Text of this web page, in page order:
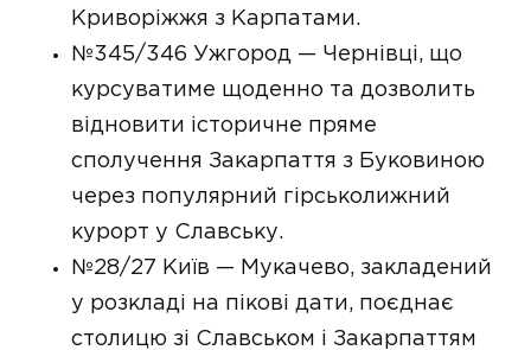
Криворіжжя з Карпатами.
№345/346 Ужгород — Чернівці, що
курсуватиме щоденно та дозволить
відновити історичне пряме
сполучення Закарпаття з Буковиною
через популярний гірськолижний
курорт у Славську.
№28/27 Київ — Мукачево, закладений
у розкладі на пікові дати, поєднає
столицю зі Славськом і Закарпаттям